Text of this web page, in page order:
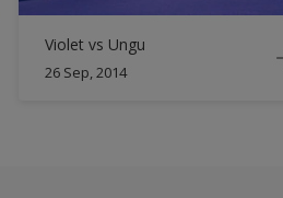
Violet vs Ungu
26 Sep, 2014